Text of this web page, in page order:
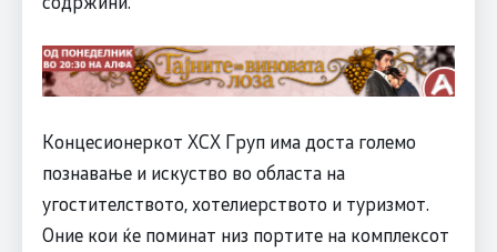
Концесионеркот ХСХ Груп има доста големо
познавање и искуство во областа на
угостителството, хотелиерството и туризмот.
Оние кои ќе поминат низ портите на комплексот